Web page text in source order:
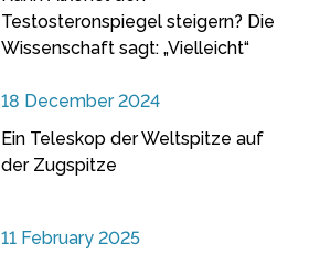
Testosteronspiegel steigern? Die
Wissenschaft sagt: „Vielleicht“
18 December 2024
Ein Teleskop der Weltspitze auf
der Zugspitze
11 February 2025